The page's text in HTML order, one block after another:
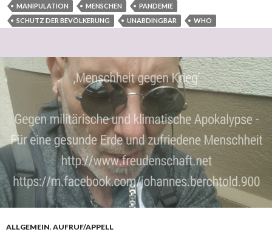
MANIPULATION
MENSCHEN
PANDEMIE
SCHUTZ DER BEVÖLKERUNG
UNABDINGBAR WHO
ALLGEMEIN, AUFRUF/APPELL